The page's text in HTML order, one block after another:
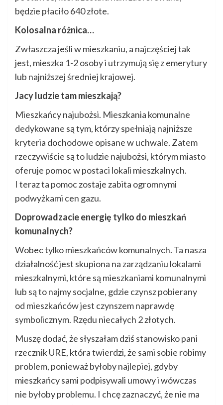
będzie płaciło 640 złote.
Kolosalna różnica…
Zwłaszcza jeśli w mieszkaniu, a najczęściej tak
jest, mieszka 1-2 osoby i utrzymują się z emerytury
lub najniższej średniej krajowej.
Jacy ludzie tam mieszkają?
Mieszkańcy najubożsi. Mieszkania komunalne
dedykowane są tym, którzy spełniają najniższe
kryteria dochodowe opisane w uchwale. Zatem
rzeczywiście są to ludzie najubożsi, którym miasto
oferuje pomoc w postaci lokali mieszkalnych.
I teraz ta pomoc zostaje zabita ogromnymi
podwyżkami cen gazu.
Doprowadzacie energię tylko do mieszkań
komunalnych?
Wobec tylko mieszkańców komunalnych. Ta nasza
działalność jest skupiona na zarządzaniu lokalami
mieszkalnymi, które są mieszkaniami komunalnymi
lub są to najmy socjalne, gdzie czynsz pobierany
od mieszkańców jest czynszem naprawdę
symbolicznym. Rzędu niecałych 2 złotych.
Muszę dodać, że słyszałam dziś stanowisko pani
rzecznik URE, która twierdzi, że sami sobie robimy
problem, ponieważ byłoby najlepiej, gdyby
mieszkańcy sami podpisywali umowy i wówczas
nie byłoby problemu. I chcę zaznaczyć, że nie ma